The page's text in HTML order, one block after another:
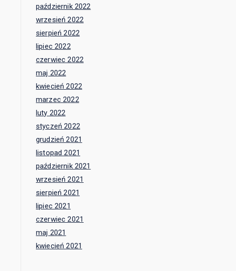
październik 2022
wrzesień 2022
sierpień 2022
lipiec 2022
czerwiec 2022
maj 2022
kwiecień 2022
marzec 2022
luty 2022
styczeń 2022
grudzień 2021
listopad 2021
październik 2021
wrzesień 2021
sierpień 2021
lipiec 2021
czerwiec 2021
maj 2021
kwiecień 2021